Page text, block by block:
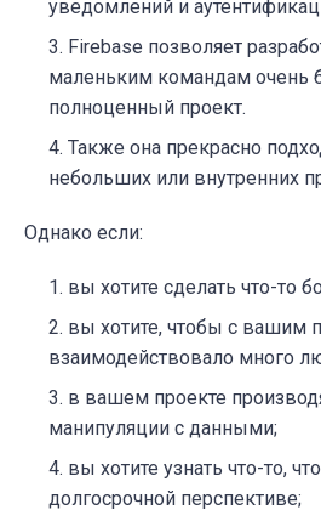
уведомлений и
Firebase позволяет
маленьким командам очень
полноценный проект.
Также она прекрасно
небольших или внутренних
Однако если:
вы хотите сделать что-то
вы хотите, чтобы с вашим
взаимодействовало много
в вашем проекте
манипуляции с данными;
вы хотите узнать что-то,
долгосрочной перспективе;